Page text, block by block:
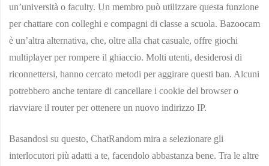
un’università o faculty. Un membro può utilizzare questa funzione
per chattare con colleghi e compagni di classe a scuola. Bazoocam
è un’altra alternativa, che, oltre alla chat casuale, offre giochi
multiplayer per rompere il ghiaccio. Molti utenti, desiderosi di
riconnettersi, hanno cercato metodi per aggirare questi ban. Alcuni
potrebbero anche tentare di cancellare i cookie del browser o
riavviare il router per ottenere un nuovo indirizzo IP.
Basandosi su questo, ChatRandom mira a selezionare gli
interlocutori più adatti a te, facendolo abbastanza bene. Tra le altre